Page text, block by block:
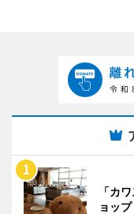
「カ
ョッ